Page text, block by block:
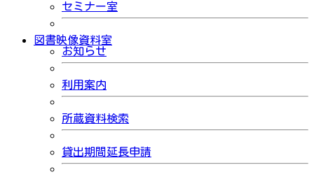
セミナー室
図書映像資料室
お知らせ
利用案内
所蔵資料検索
貸出期間延長申請